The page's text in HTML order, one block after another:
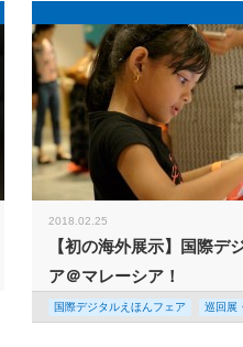
2018.02.25
【初の海外展示】国際デ
ア＠マレーシア！
国際デジタルえほんフェア 巡回展